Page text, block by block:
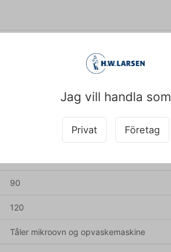
Jag vill handla som
Privat Företag
90
120
Tåler mikroovn og opvaskemaskine